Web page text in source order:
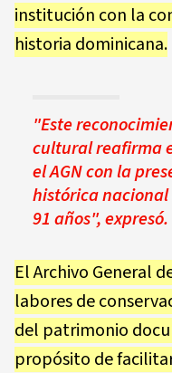
institución con la
historia dominicana.
"Este
cultural reafirma
el AGN con la
histórica nacional
91 años", expresó.
El Archivo General
labores de
del patrimonio
propósito de